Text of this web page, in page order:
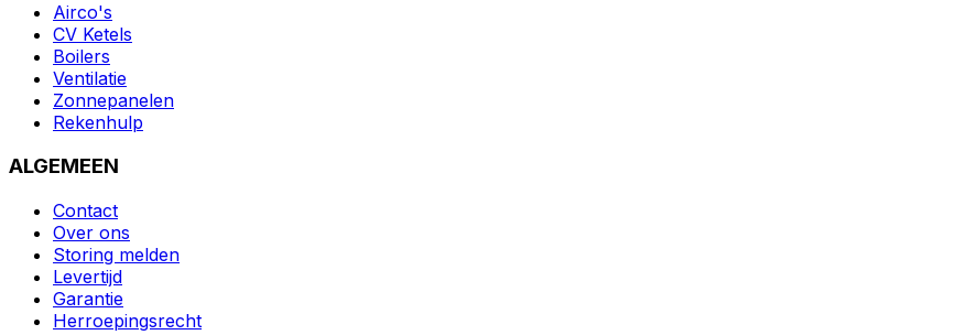
Airco's
CV Ketels
Boilers
Ventilatie
Zonnepanelen
Rekenhulp
ALGEMEEN
Contact
Over ons
Storing melden
Levertijd
Garantie
Herroepingsrecht